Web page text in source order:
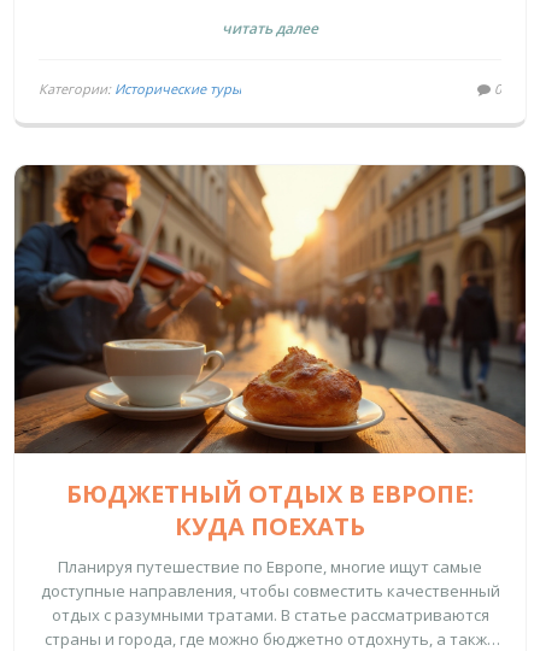
где можно узнать много нового без огромных расходов.
уловки организаторов.
читать далее
Категории: Исторические туры 0
БЮДЖЕТНЫЙ ОТДЫХ В ЕВРОПЕ:
КУДА ПОЕХАТЬ
Планируя путешествие по Европе, многие ищут самые
доступные направления, чтобы совместить качественный
отдых с разумными тратами. В статье рассматриваются
страны и города, где можно бюджетно отдохнуть, а также